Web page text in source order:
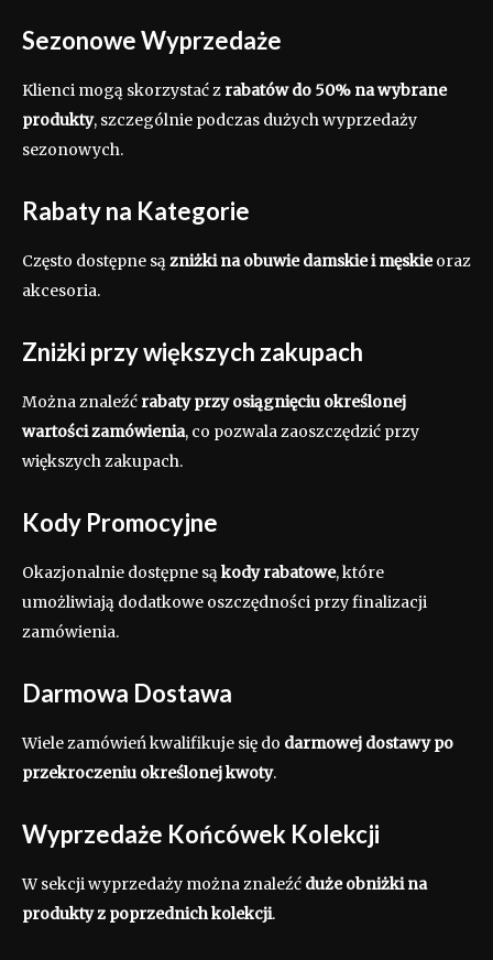
Sezonowe Wyprzedaże
Klienci mogą skorzystać z rabatów do 50% na wybrane
produkty, szczególnie podczas dużych wyprzedaży
sezonowych.
Rabaty na Kategorie
Często dostępne sązniżki na obuwie damskie i męskieoraz
akcesoria.
Zniżki przy większych zakupach
Można znaleźć rabaty przy osiągnięciu określonej
wartości zamówienia, co pozwala zaoszczędzić przy
większych zakupach.
Kody Promocyjne
Okazjonalnie dostępne sąkody rabatowe, które
umożliwiają dodatkowe oszczędności przy finalizacji
zamówienia.
Darmowa Dostawa
Wiele zamówień kwalifikuje się do darmowej dostawy po
przekroczeniu określonej kwoty.
Wyprzedaże Końcówek Kolekcji
W sekcji wyprzedaży można znaleźć duże obniżki na
produkty z poprzednich kolekcji.